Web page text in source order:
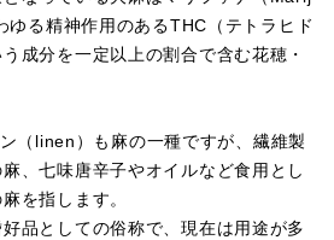
ゆる精神作用のあるTHC（テトラヒド
成分を一定以上の割合で含む花穂・
（linen）も麻の一種ですが、繊維製
、七味唐辛子やオイルなど食用とし
を指します。
品としての俗称で、現在は用途が多